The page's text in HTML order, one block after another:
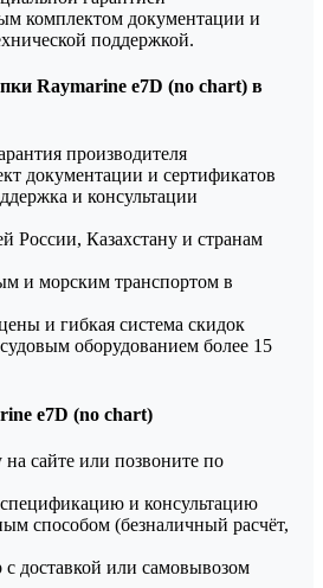
комплектом документации и
поддержкой.
Raymarine e7D (no chart) в
производителя
документации и сертификатов
и консультации
России, Казахстану и странам
и морским транспортом в
и гибкая система скидок
оборудованием более 15
e7D (no chart)
на сайте или позвоните по
и консультацию
способом (безналичный расчёт,
с доставкой или самовывозом